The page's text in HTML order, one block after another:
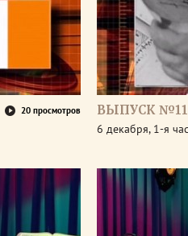
20 просмотров ВЫПУСК
6 декабря, 1-я